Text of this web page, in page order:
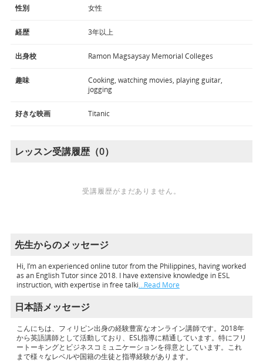
性別 女性
経歴 3年以上
出身校 Ramon Magsaysay Memorial Colleges
趣味
Cooking, watching movies, playing guitar,
jogging
好きな映画 Titanic
レッスン受講履歴（0）
受講履歴がまだありません。
先生からのメッセージ
Hi, I’m an experienced online tutor from the Philippines, having worked
as an English Tutor since 2018. I have extensive knowledge in ESL
instruction, with expertise in free talki…Read More
日本語メッセージ
こんにちは、フィリピン出身の経験豊富なオンライン講師です。2018年
から英語講師として活動しており、ESL指導に精通しています。特にフリ
ートーキングとビジネスコミュニケーションを得意としています。これ
まで様々なレベルや国籍の生徒と指導経験があります。